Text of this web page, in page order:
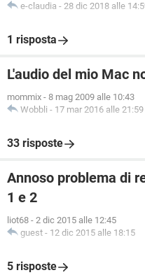
e-claudia - 28 dic 2018 alle
1 risposta
L'audio del mio Mac
mommix - 8 mag 2009 alle 10:43
Wobbli - 17 mar 2016 alle 21:59
33 risposte
Annoso problema di
1 e 2
liot68 - 2 dic 2015 alle 12:45
guest - 12 dic 2015 alle 18:15
5 risposte